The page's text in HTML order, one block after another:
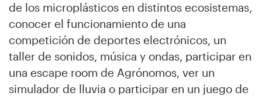
de los microplásticos en distintos ecosistemas,
conocer el funcionamiento de una
competición de deportes electrónicos, un
taller de sonidos, música y ondas, participar en
una escape room de Agrónomos, ver un
simulador de lluvia o participar en un juego de